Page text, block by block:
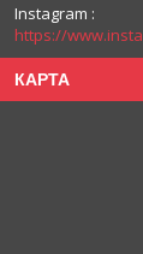
Instagram
https://
КАРТА